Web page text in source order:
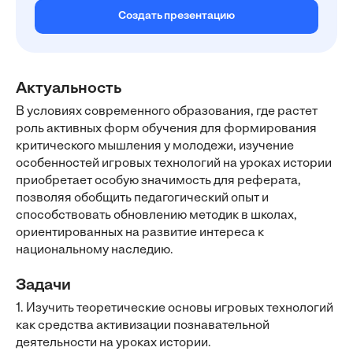
Создать презентацию
Актуальность
В условиях современного образования, где растет
роль активных форм обучения для формирования
критического мышления у молодежи, изучение
особенностей игровых технологий на уроках истории
приобретает особую значимость для реферата,
позволяя обобщить педагогический опыт и
способствовать обновлению методик в школах,
ориентированных на развитие интереса к
национальному наследию.
Задачи
1. Изучить теоретические основы игровых технологий
как средства активизации познавательной
деятельности на уроках истории.